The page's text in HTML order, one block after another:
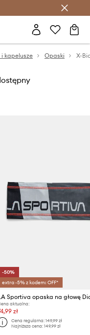
>
kapelusze Opaski X-
-50%
extra -5% z kodem: OFF*
aktualna:
zł
Cena regularna: 149,99 zł
Najniższa cena: 149,99 zł